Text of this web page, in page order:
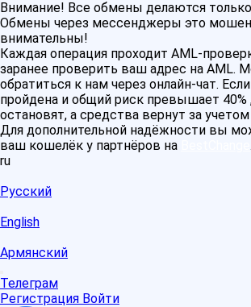
Внимание! Все обмены делаются
Обмены через мессенджеры это
внимательны!
Каждая операция проходит AML-
заранее проверить ваш адрес на AML.
обратиться к нам через онлайн-чат.
пройдена и общий риск превышает 40%
остановят, а средства вернут за
Для дополнительной надёжности вы
ваш кошелёк у партнёров на
.
ru
Русский
English
Армянский
Телеграм
Регистрация Войти